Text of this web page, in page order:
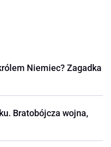
Niemiec? Zagadka
Bratobójcza wojna,